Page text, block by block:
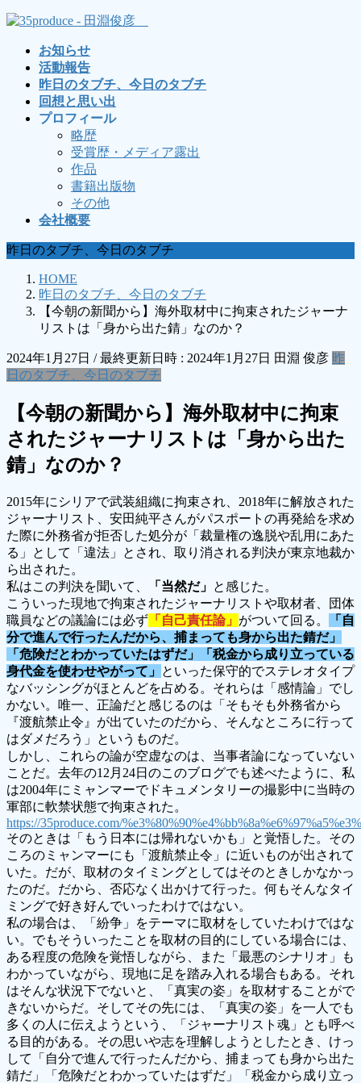
コ
ナ
お知らせ
活動報告
昨日のタブチ、今日のタブチ
回想と思い出
プロフィール
略歴
受賞歴・メディア露出
作品
書籍出版物
その他
会社概要
昨日のタブチ、今日のタブチ
HOME
昨日のタブチ、今日のタブチ
【今朝の新聞から】海外取材中に拘束されたジャーナ
リストは「身から出た錆」なのか？
2024年1月27日 / 最終更新日時 : 2024年1月27日 田淵 俊彦 昨
日のタブチ、今日のタブチ
【今朝の新聞から】海外取材中に拘束
されたジャーナリストは「身から出た
錆」なのか？
2015年にシリアで武装組織に拘束され、2018年に解放された
ジャーナリスト、安田純平さんがパスポートの再発給を求め
た際に外務省が拒否した処分が「裁量権の逸脱や乱用にあた
る」として「違法」とされ、取り消される判決が東京地裁か
ら出された。
私はこの判決を聞いて、
「当然だ」 と感じた。
こういった現地で拘束されたジャーナリストや取材者、団体
職員などの議論には必ず 「自己責任論」 がついて回る。
「自
分で進んで行ったんだから、捕まっても身から出た錆だ」
「危険だとわかっていたはずだ」「税金から成り立っている
身代金を使わせやがって」 といった保守的でステレオタイプ
なバッシングがほとんどを占める。それらは「感情論」でし
かない。唯一、正論だと感じるのは「そもそも外務省から
『渡航禁止令』が出ていたのだから、そんなところに行って
はダメだろう」というものだ。
しかし、これらの論が空虚なのは、当事者論になっていない
ことだ。去年の12月24日のこのブログでも述べたように、私
は2004年にミャンマーでドキュメンタリーの撮影中に当時の
軍部に軟禁状態で拘束された。
https://35produce.com/
そのときは「もう日本には帰れないかも」と覚悟した。その
ころのミャンマーにも「渡航禁止令」に近いものが出されて
いた。だが、取材のタイミングとしてはそのときしかなかっ
たのだ。だから、否応なく出かけて行った。何もそんなタイ
ミングで好き好んでいったわけではない。
私の場合は、「紛争」をテーマに取材をしていたわけではな
い。でもそういったことを取材の目的にしている場合には、
ある程度の危険を覚悟しながら、また「最悪のシナリオ」も
わかっていながら、現地に足を踏み入れる場合もある。それ
はそんな状況下でないと、「真実の姿」を取材することがで
きないからだ。そしてその先には、「真実の姿」を一人でも
多くの人に伝えようという、「ジャーナリスト魂」とも呼べ
る目的がある。その思いや志を理解しようとしたとき、けっ
して「自分で進んで行ったんだから、捕まっても身から出た
錆だ」「危険だとわかっていたはずだ」「税金から成り立っ